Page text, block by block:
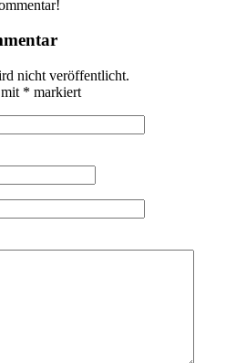
nicht veröffentlicht.
* markiert